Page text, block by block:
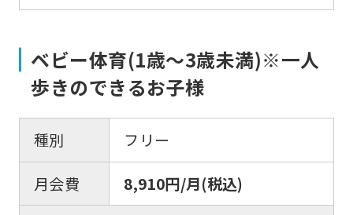
ベビー体育(1歳〜3歳未満)※一人
歩きのできるお子様
種別
フリー
月会費
8,910円/月(税込)